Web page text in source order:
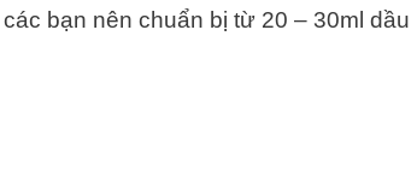
bạn nên chuẩn bị từ 20 – 30ml dầu